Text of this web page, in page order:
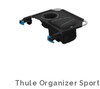
Thule Organizer Sport